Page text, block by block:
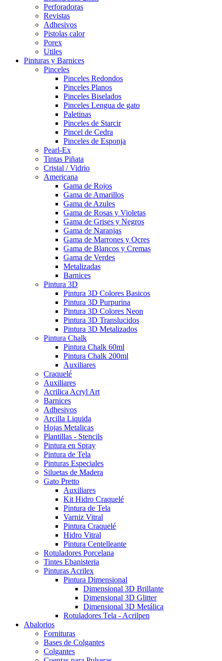
Perforadoras
Revistas
Adhesivos
Pistolas calor
Porex
Utiles
Pinturas y Barnices
Pinceles
Pinceles Redondos
Pinceles Planos
Pinceles Biselados
Pinceles Lengua de gato
Paletinas
Pinceles de Starcir
Pincel de Cedra
Pinceles de Esponja
Pearl-Ex
Tintas Piñata
Cristal / Vidrio
Americana
Gama de Rojos
Gama de Amarillos
Gama de Azules
Gama de Rosas y Violetas
Gama de Grises y Negros
Gama de Naranjas
Gama de Marrones y Ocres
Gama de Blancos y Cremas
Gama de Verdes
Metalizadas
Barnices
Pintura 3D
Pintura 3D Colores Basicos
Pintura 3D Purpurina
Pintura 3D Colores Neon
Pintura 3D Translucidos
Pintura 3D Metalizados
Pintura Chalk
Pintura Chalk 60ml
Pintura Chalk 200ml
Auxiliares
Craquelé
Auxiliares
Acrilica Acryl Art
Barnices
Adhesivos
Arcilla Liquida
Hojas Metalicas
Plantillas - Stencils
Pintura en Spray
Pintura de Tela
Pinturas Especiales
Siluetas de Madera
Gato Pretto
Auxiliares
Kit Hidro Craquelé
Pintura de Tela
Varniz Vitral
Pintura Craquelé
Hidro Vitral
Pintura Centelleante
Rotuladores Porcelana
Tintes Ebanisteria
Pinturas Acrilex
Pintura Dimensional
Dimensional 3D Brillante
Dimensional 3D Glitter
Dimensional 3D Metálica
Rotuladores Tela - Acrilpen
Abalorios
Fornituras
Bases de Colgantes
Colgantes